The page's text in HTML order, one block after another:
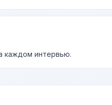
каждом интервью.